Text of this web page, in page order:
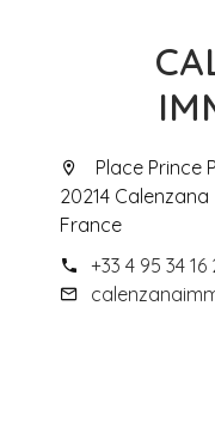
Place Prince
20214 Calenzana
France
+33 4 95 34 16